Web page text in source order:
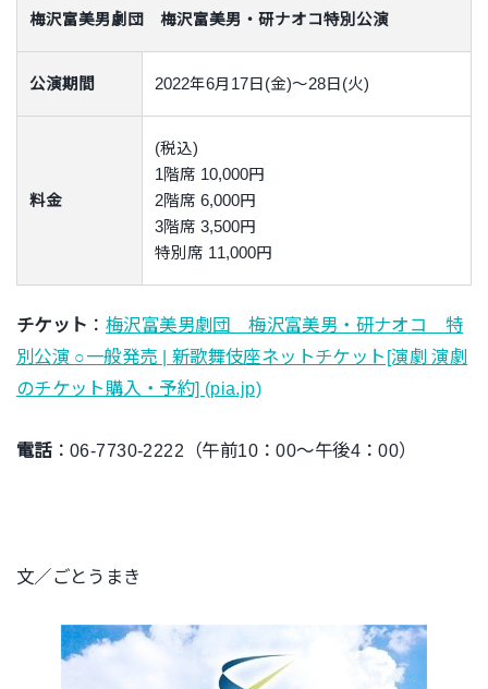
梅沢富美男劇団 梅沢富美男・研ナオコ特別公演
公演期間 2022年6月17日(金)～28日(火)
料金
(税込)
1階席 10,000円
2階席 6,000円
3階席 3,500円
特別席 11,000円
チケット ： 梅沢富美男劇団 梅沢富美男・研ナオコ 特
別公演 ○一般発売 | 新歌舞伎座ネットチケット[演劇 演劇
のチケット購入・予約] (pia.jp)
電話：06-7730-2222（午前10：00～午後4：00）
文／ごとうまき